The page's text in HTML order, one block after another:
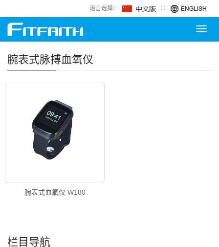
语言选择： ∷
腕表式脉搏血氧仪
腕表式血氧仪 W180
栏目导航